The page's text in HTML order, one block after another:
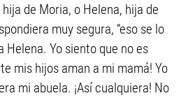
de Moria, o Helena, hija de
muy segura, “eso se lo
Yo siento que no es
mis hijos aman a mi mamá! Yo
mi abuela. ¡Así cualquiera! No